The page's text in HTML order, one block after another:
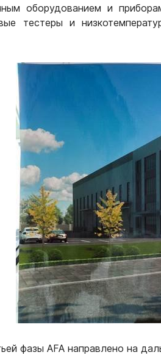
оборудованием и
тестеры и
фазы AFA направлено на